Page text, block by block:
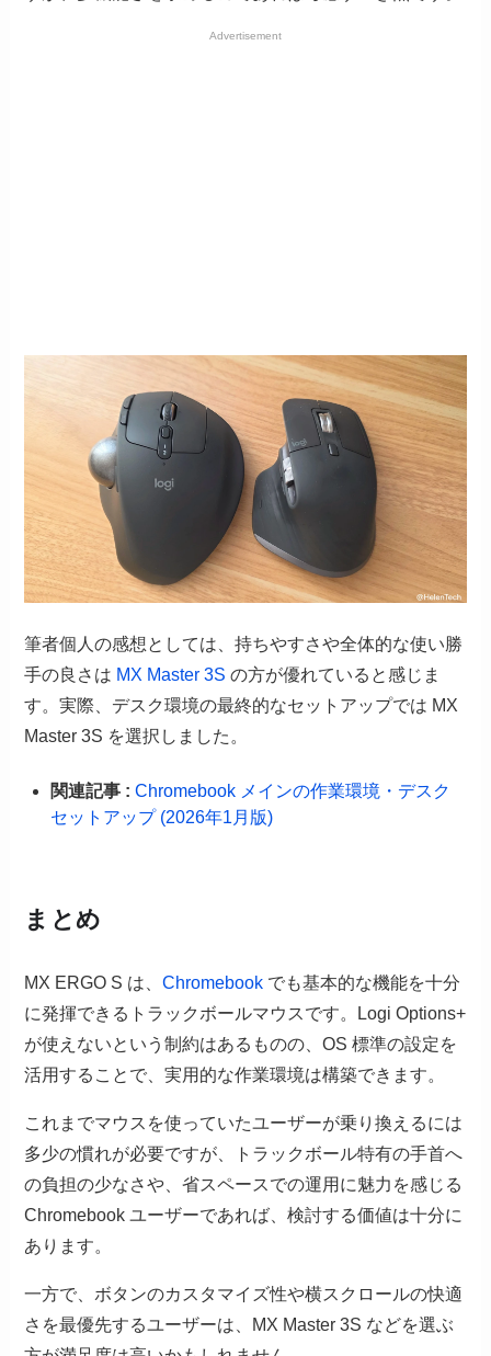
Advertisement
筆者個人の感想としては、持ちやすさや全体的な使い勝
手の良さは MX Master 3S の方が優れていると感じま
す。実際、デスク環境の最終的なセットアップでは MX
Master 3S を選択しました。
関連記事 : Chromebook メインの作業環境・デスク
セットアップ (2026年1月版)
まとめ
MX ERGO S は、Chromebook でも基本的な機能を十分
に発揮できるトラックボールマウスです。Logi Options+
が使えないという制約はあるものの、OS 標準の設定を
活用することで、実用的な作業環境は構築できます。
これまでマウスを使っていたユーザーが乗り換えるには
多少の慣れが必要ですが、トラックボール特有の手首へ
の負担の少なさや、省スペースでの運用に魅力を感じる
Chromebook ユーザーであれば、検討する価値は十分に
あります。
一方で、ボタンのカスタマイズ性や横スクロールの快適
さを最優先するユーザーは、MX Master 3S などを選ぶ